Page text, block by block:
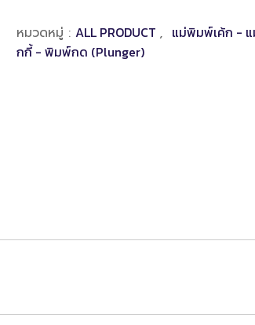
หมวดหมู่ : ALL PRODUCT , แม่พิมพ์เค้ก -
กกี้ - พิมพ์กด (Plunger)